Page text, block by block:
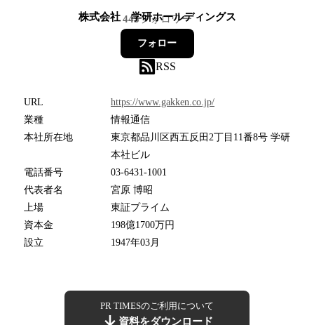
株式会社 学研ホールディングス
445フォロワー
フォロー
RSS
URL
https://www.gakken.co.jp/
業種
情報通信
本社所在地
東京都品川区西五反田2丁目11番8号 学研
本社ビル
電話番号
03-6431-1001
代表者名
宮原 博昭
上場
東証プライム
資本金
198億1700万円
設立
1947年03月
PR TIMESのご利用について
資料をダウンロード